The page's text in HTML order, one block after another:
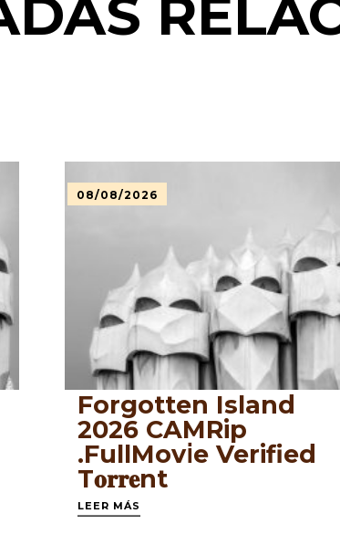
08/08/2026
Forgotten Island
2026 CAMRip
.FullMov𝗂e Verified
T𝐨𝐫𝐫𝐞nt
LEER MÁS